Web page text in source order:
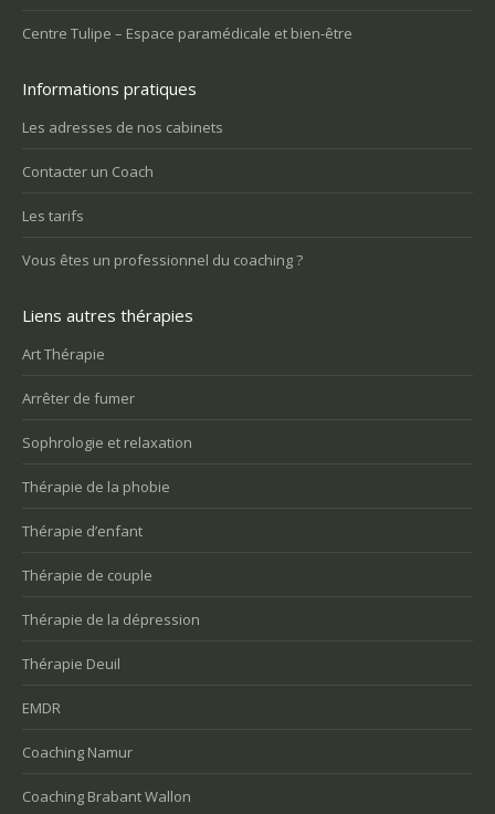
Centre Tulipe – Espace paramédicale et bien-être
Informations pratiques
Les adresses de nos cabinets
Contacter un Coach
Les tarifs
Vous êtes un professionnel du coaching ?
Liens autres thérapies
Art Thérapie
Arrêter de fumer
Sophrologie et relaxation
Thérapie de la phobie
Thérapie d’enfant
Thérapie de couple
Thérapie de la dépression
Thérapie Deuil
EMDR
Coaching Namur
Coaching Brabant Wallon